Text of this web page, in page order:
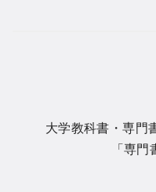
大学教科書・専門
「専